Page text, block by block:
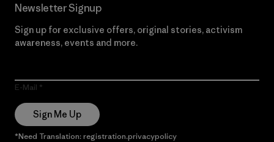
Newsletter Signup
Sign up for exclusive offers, original stories, activism
awareness, events and more.
E-Mail
Sign Me Up
*Need Translation: registration.privacypolicy